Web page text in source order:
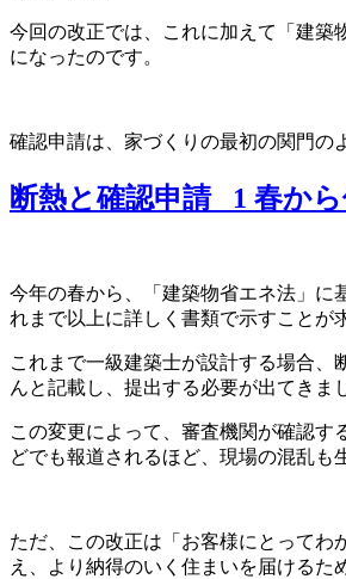
今回の改正では、これに加えて「建築
になったのです。
確認申請は、家づくりの最初の関門の
断熱と確認申請_ 1 春か
今年の春から、「建築物省エネ法」に
れまで以上に詳しく書類で示すことが
これまで一級建築士が設計する場合
んと記載し、提出する必要が出てきま
この変更によって、審査機関が確認
どでも報道されるほど、現場の混乱も
ただ、この改正は「お客様にとってわ
え、より納得のいく住まいを届けるた